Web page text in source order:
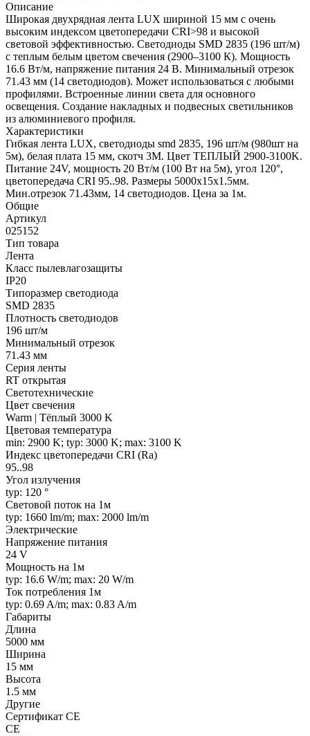
Описание
Широкая двухрядная лента LUX шириной 15 мм с очень
высоким индексом цветопередачи CRI>98 и высокой
световой эффективностью. Светодиоды SMD 2835 (196 шт/м)
с теплым белым цветом свечения (2900–3100 К). Мощность
16.6 Вт/м, напряжение питания 24 В. Минимальный отрезок
71.43 мм (14 светодиодов). Может использоваться с любыми
профилями. Встроенные линии света для основного
освещения. Создание накладных и подвесных светильников
из алюминиевого профиля.
Характеристики
Гибкая лента LUX, светодиоды smd 2835, 196 шт/м (980шт на
5м), белая плата 15 мм, скотч 3М. Цвет ТЕПЛЫЙ 2900-3100K.
Питание 24V, мощность 20 Вт/м (100 Вт на 5м), угол 120°,
цветопередача CRI 95..98. Размеры 5000х15x1.5мм.
Мин.отрезок 71.43мм, 14 светодиодов. Цена за 1м.
Общие
Артикул
025152
Тип товара
Лента
Класс пылевлагозащиты
IP20
Типоразмер светодиода
SMD 2835
Плотность светодиодов
196 шт/м
Минимальный отрезок
71.43 мм
Серия ленты
RT открытая
Светотехнические
Цвет свечения
Warm | Тёплый 3000 K
Цветовая температура
min: 2900 K; typ: 3000 K; max: 3100 K
Индекс цветопередачи CRI (Ra)
95..98
Угол излучения
typ: 120 °
Световой поток на 1м
typ: 1660 lm/m; max: 2000 lm/m
Электрические
Напряжение питания
24 V
Мощность на 1м
typ: 16.6 W/m; max: 20 W/m
Ток потребления 1м
typ: 0.69 A/m; max: 0.83 A/m
Габариты
Длина
5000 мм
Ширина
15 мм
Высота
1.5 мм
Другие
Сертификат CE
CE